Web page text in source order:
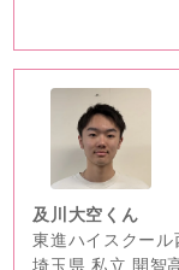
no
image
及川大空くん
東進ハイスクール
埼玉県 私立 開智